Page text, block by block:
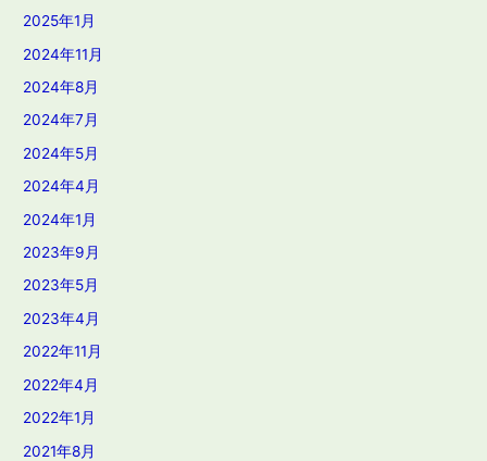
2025年1月
2024年11月
2024年8月
2024年7月
2024年5月
2024年4月
2024年1月
2023年9月
2023年5月
2023年4月
2022年11月
2022年4月
2022年1月
2021年8月